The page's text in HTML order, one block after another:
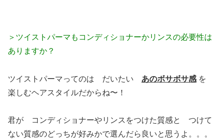
＞ツイストパーマもコンディショナーかリンスの必要性は
ありますか？
ツイストパーマってのは だいたい あのボサボサ感 を
楽しむヘアスタイルだからね〜！
君が コンディショナーやリンスをつけた質感と つけて
ない質感のどっちが好みかで選んだら良いと思うよ。。。